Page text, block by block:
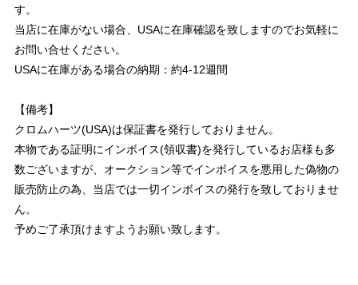
す。
当店に在庫がない場合、USAに在庫確認を致しますのでお気軽に
お問い合せください。
USAに在庫がある場合の納期：約4-12週間
【備考】
クロムハーツ(USA)は保証書を発行しておりません。
本物である証明にインボイス(領収書)を発行しているお店様も多
数ございますが、オークション等でインボイスを悪用した偽物の
販売防止の為、当店では一切インボイスの発行を致しておりませ
ん。
予めご了承頂けますようお願い致します。